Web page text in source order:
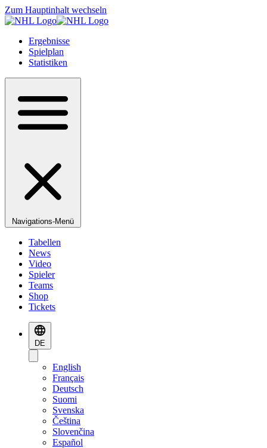
Zum Hauptinhalt wechseln
Ergebnisse
Spielplan
Statistiken
Navigations-Menü
Tabellen
News
Video
Spieler
Teams
Shop
Tickets
DE
English
Français
Deutsch
Suomi
Svenska
Čeština
Slovenčina
Español